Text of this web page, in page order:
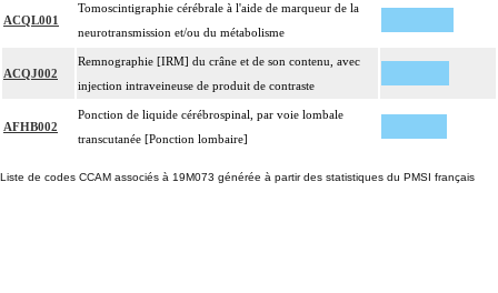
ACQL001
Tomoscintigraphie cérébrale à l'aide de marqueur de la
neurotransmission et/ou du métabolisme
ACQJ002
Remnographie [IRM] du crâne et de son contenu, avec
injection intraveineuse de produit de contraste
AFHB002
Ponction de liquide cérébrospinal, par voie lombale
transcutanée [Ponction lombaire]
Liste de codes CCAM associés à 19M073 générée à partir des statistiques du PMSI français